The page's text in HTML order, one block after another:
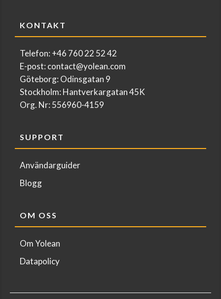
KONTAKT
Telefon: +46 760 22 52 42
E-post: contact@yolean.com
Göteborg: Odinsgatan 9
Stockholm: Hantverkargatan 45K
Org. Nr: 556960-4159
SUPPORT
Användarguider
Blogg
OM OSS
Om Yolean
Datapolicy